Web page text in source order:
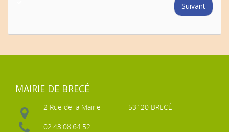
Suivant
MAIRIE DE BRECÉ
2 Rue de la Mairie
53120 BRECÉ
02.43.08.64.52